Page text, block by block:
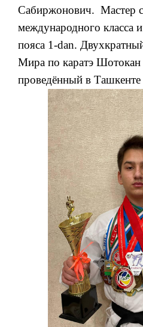
Сабиржонович. Мастер
международного класса
пояса 1-dan.
Мира по каратэ Шотокан
проведённый в Ташкенте